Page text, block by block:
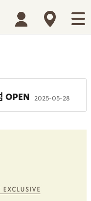
OPEN 2025-05-28